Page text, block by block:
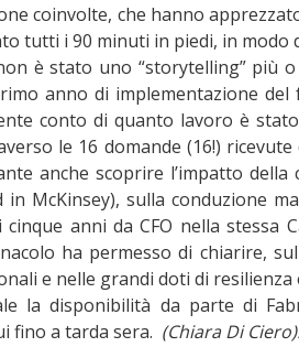
coinvolte, che hanno
tutti i 90 minuti in piedi, in modo
è stato uno “storytelling” più
anno di implementazione del
conto di quanto lavoro è
le 16 domande (16!)
anche scoprire l’impatto
McKinsey), sulla conduzione
anni da CFO nella stessa
ha permesso di chiarire,
e nelle grandi doti di
la disponibilità da parte di
fino a tarda sera. (Chiara Di